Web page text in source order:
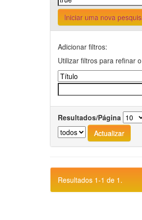
Iniciar uma nova
Adicionar filtros:
Utilizar filtros para refinar
Resultados/Página
Resultados 1-1 de 1.